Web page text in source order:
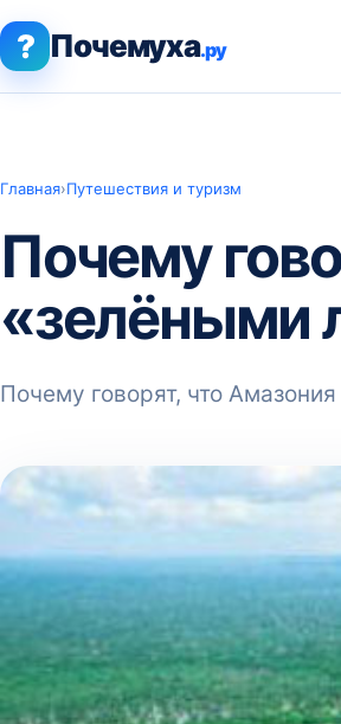
? Почемуха.ру
Главная›Путешествия и туризм
Почему
«зелёными
Почему говорят, что